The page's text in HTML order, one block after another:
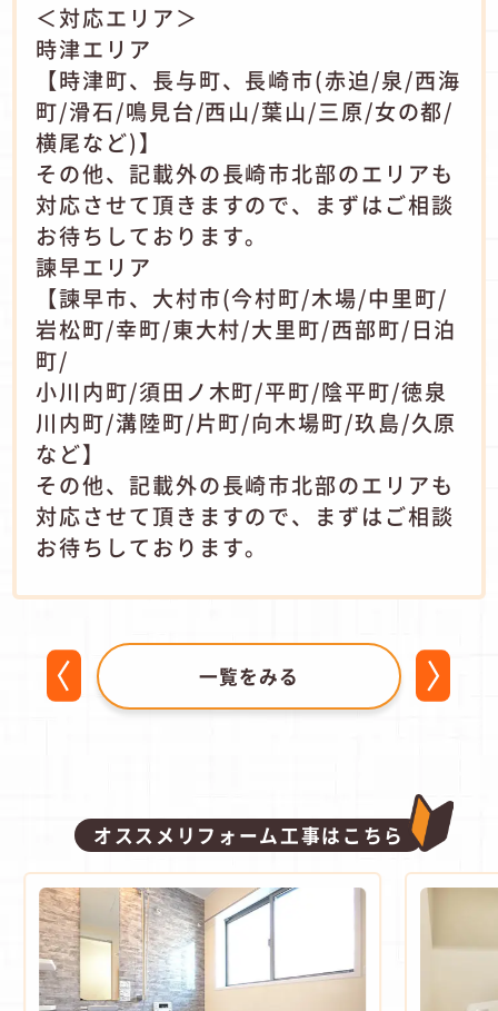
＜対応エリア＞
時津エリア
【時津町、長与町、長崎市(赤迫/泉/西海
町/滑石/鳴見台/西山/葉山/三原/女の都/
横尾など)】
その他、記載外の長崎市北部のエリアも
対応させて頂きますので、まずはご相談
お待ちしております。
諫早エリア
【諫早市、大村市(今村町/木場/中里町/
岩松町/幸町/東大村/大里町/西部町/日泊
町/
小川内町/須田ノ木町/平町/陰平町/徳泉
川内町/溝陸町/片町/向木場町/玖島/久原
など】
その他、記載外の長崎市北部のエリアも
対応させて頂きますので、まずはご相談
お待ちしております。
一覧をみる
オススメリフォーム工事はこちら